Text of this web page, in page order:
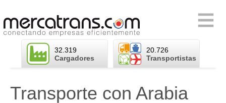
content
Primary
Menu
32.319
Cargadores
20.726
Transportistas
Transporte con Arabia